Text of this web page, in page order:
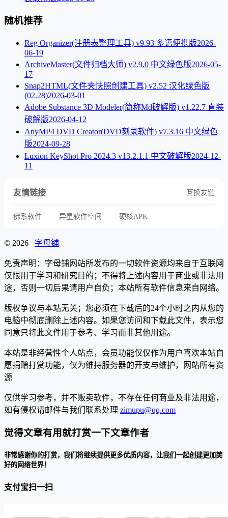
随机推荐
Reg Organizer(注册表整理工具) v9.93 多语便携版2026-
06-19
ArchiveMaster(文件归档大师) v2.9.0 中文绿色版2026-05-
17
Snap2HTML(文件夹快照创建工具) v2.52 汉化绿色版
(02.28)2026-03-01
Adobe Substance 3D Modeler(简称Md破解版) v1.22.7 直装
破解版2026-04-12
AnyMP4 DVD Creator(DVD刻录软件) v7.3.16 中文绿色
版2024-09-28
Luxion KeyShot Pro 2024.3 v13.2.1.1 中文破解版2024-12-
11
友情链接 互换友链
佛系软件 异星软件空间 硬核APK
© 2026 字母铺
免责声明：字母铺网站所发布的一切软件资源均来自于互联网
仅限用于学习和研究目的；不得将上述内容用于商业或非法用
途，否则一切后果请用户自负；本站所有软件信息来自网络。
版权争议与本站无关；您必须在下载后的24个小时之内从您的
电脑中彻底删除上述内容。如果您访问和下载此文件，表示您
同意只将此文件用于参考、学习而非其他用途。
本站是非经营性个人站点，会员功能仅仅作为用户喜欢本站自
愿捐赠打赏功能，仅为维持服务器的开支与维护，网站所有资
源
仅供学习参考，并不贩卖软件，不存在任何商业及非法用途，
如有侵权请邮件与我们联系处理 zimupu@qq.com
觉得文章有用就打赏一下文章作者
非常感谢你的打赏，我们将继续提供更多优质内容，让我们一起创建更加美
好的网络世界！
支付宝扫一扫